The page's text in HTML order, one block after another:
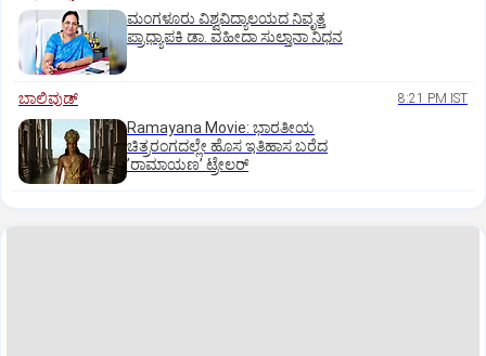
ಮಂಗಳೂರು ವಿಶ್ವವಿದ್ಯಾಲಯದ ನಿವೃತ್ತ
ಪ್ರಾಧ್ಯಾಪಕಿ ಡಾ. ವಹೀದಾ ಸುಲ್ತಾನಾ ನಿಧನ
ಬಾಲಿವುಡ್‌ 8:21 PM IST
Ramayana Movie: ಭಾರತೀಯ
ಚಿತ್ರರಂಗದಲ್ಲೇ ಹೊಸ ಇತಿಹಾಸ ಬರೆದ
ʼರಾಮಾಯಣʼ ಟ್ರೇಲರ್